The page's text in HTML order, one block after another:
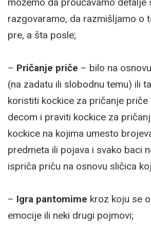
razgovaramo, da razmišljamo o
pre, a šta posle;
– Pričanje priče – bilo na
(na zadatu ili slobodnu temu) ili
koristiti kockice za pričanje priče
decom i praviti kockice za
kockice na kojima umesto
predmeta ili pojava i svako baci
ispriča priču na osnovu sličica
– Igra pantomime kroz koju se
emocije ili neki drugi pojmovi;